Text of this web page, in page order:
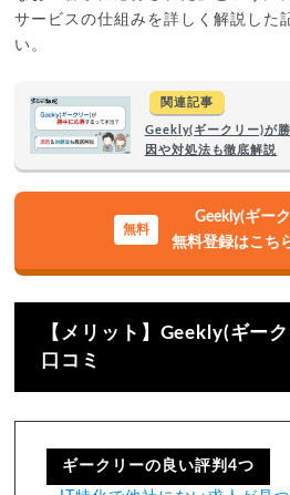
サービスの仕組みを詳しく解説した
い。
関連記事
Geekly(ギークリー)が
因や対処法も徹底解説
Geekly(ギー
無料登録はこち
【メリット】Geekly(ギー
口コミ
ギークリーの良い評判4つ